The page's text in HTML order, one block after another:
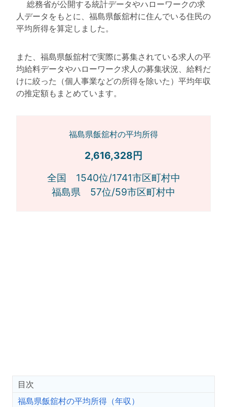
総務省が公開する統計データやハローワークの求
人データをもとに、福島県飯舘村に住んでいる住民の
平均所得を算定しました。
また、福島県飯舘村で実際に募集されている求人の平
均給料データやハローワーク求人の募集状況、給料だ
けに絞った（個人事業などの所得を除いた）平均年収
の推定額もまとめています。
福島県飯舘村の平均所得
2,616,328円
全国 1540位/1741市区町村中
福島県 57位/59市区町村中
目次
福島県飯舘村の平均所得（年収）